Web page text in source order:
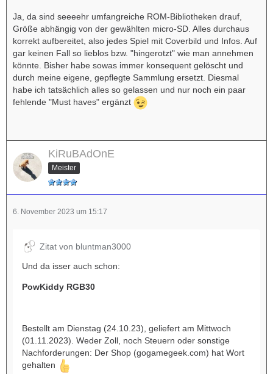
Ja, da sind seeeehr umfangreiche ROM-Bibliotheken drauf,
Größe abhängig von der gewählten micro-SD. Alles durchaus
korrekt aufbereitet, also jedes Spiel mit Coverbild und Infos. Auf
gar keinen Fall so lieblos bzw. "hingerotzt" wie man annehmen
könnte. Bisher habe sowas immer konsequent gelöscht und
durch meine eigene, gepflegte Sammlung ersetzt. Diesmal
habe ich tatsächlich alles so gelassen und nur noch ein paar
fehlende "Must haves" ergänzt
KiRuBAdOnE
Meister
6. November 2023 um 15:17
Zitat von bluntman3000
Und da isser auch schon:
PowKiddy RGB30
Bestellt am Dienstag (24.10.23), geliefert am Mittwoch
(01.11.2023). Weder Zoll, noch Steuern oder sonstige
Nachforderungen: Der Shop (gogamegeek.com) hat Wort
gehalten